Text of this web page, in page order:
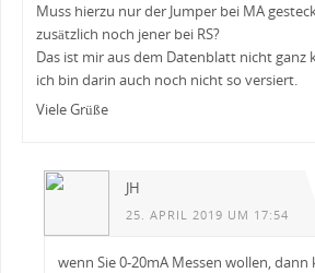
Muss hierzu nur der Jumper bei MA
zusätzlich noch jener bei RS?
Das ist mir aus dem Datenblatt nicht ganz
ich bin darin auch noch nicht so versiert.
Viele Grüße
JH
25. APRIL 2019 UM 17:54
wenn Sie 0-20mA Messen wollen, dann